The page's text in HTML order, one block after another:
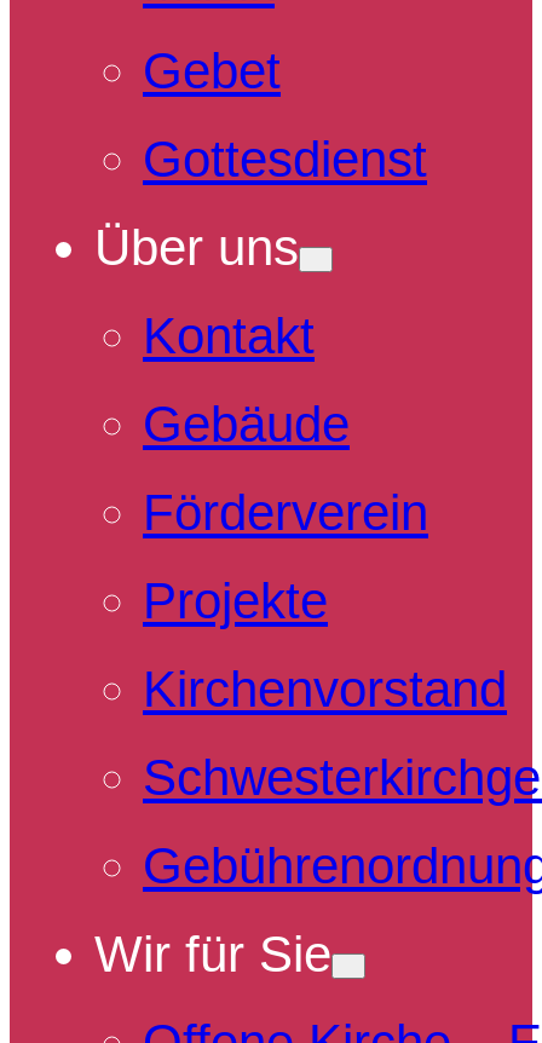
Gebet
Gottesdienst
Über uns
Kontakt
Gebäude
Förderverein
Projekte
Kirchenvorstand
Wir für Sie